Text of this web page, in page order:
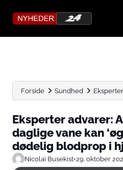
Forside Sundhed
Eksperter advarer:
daglige vane kan
dødelig blodprop i
Nicolai Busekist•29. oktober